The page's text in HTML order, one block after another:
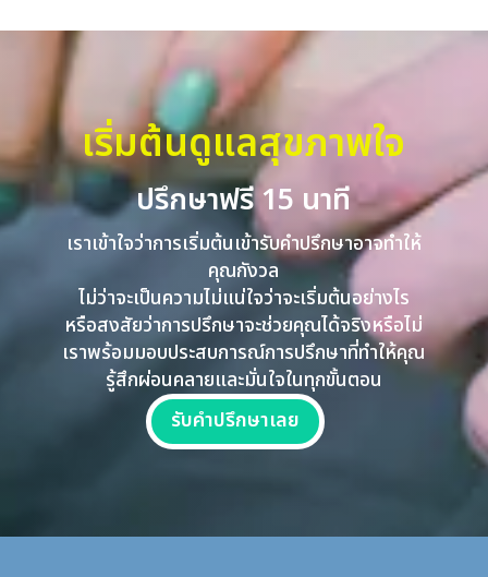
เริ่มต้นดูแลสุขภาพใจ
ปรึกษาฟรี 15 นาที
เราเข้าใจว่าการเริ่มต้นเข้ารับคำปรึกษาอาจทำให้
คุณกังวล
ไม่ว่าจะเป็นความไม่แน่ใจว่าจะเริ่มต้นอย่างไร
หรือสงสัยว่าการปรึกษาจะช่วยคุณได้จริงหรือไม่
เราพร้อมมอบประสบการณ์การปรึกษาที่ทำให้คุณ
รู้สึกผ่อนคลายและมั่นใจในทุกขั้นตอน
รับคำปรึกษาเลย